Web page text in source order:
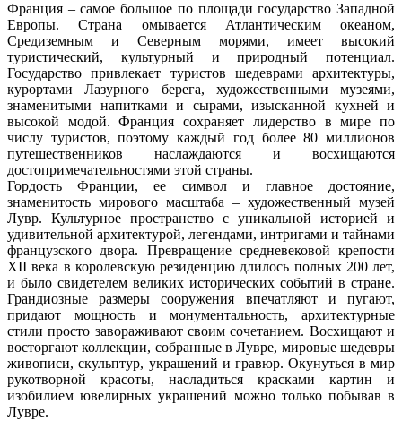
Франция – самое большое по площади государство Западной
Европы. Страна омывается Атлантическим океаном,
Средиземным и Северным морями, имеет высокий
туристический, культурный и природный потенциал.
Государство привлекает туристов шедеврами архитектуры,
курортами Лазурного берега, художественными музеями,
знаменитыми напитками и сырами, изысканной кухней и
высокой модой. Франция сохраняет лидерство в мире по
числу туристов, поэтому каждый год более 80 миллионов
путешественников наслаждаются и восхищаются
достопримечательностями этой страны.
Гордость Франции, ее символ и главное достояние,
знаменитость мирового масштаба – художественный музей
Лувр. Культурное пространство с уникальной историей и
удивительной архитектурой, легендами, интригами и тайнами
французского двора. Превращение средневековой крепости
XII века в королевскую резиденцию длилось полных 200 лет,
и было свидетелем великих исторических событий в стране.
Грандиозные размеры сооружения впечатляют и пугают,
придают мощность и монументальность, архитектурные
стили просто завораживают своим сочетанием. Восхищают и
восторгают коллекции, собранные в Лувре, мировые шедевры
живописи, скульптур, украшений и гравюр. Окунуться в мир
рукотворной красоты, насладиться красками картин и
изобилием ювелирных украшений можно только побывав в
Лувре.